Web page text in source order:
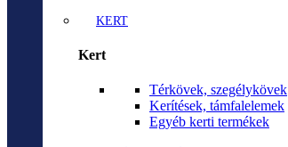
KERT
Kert
Térkövek, szegélykövek
Kerítések, támfalelemek
Egyéb kerti termékek